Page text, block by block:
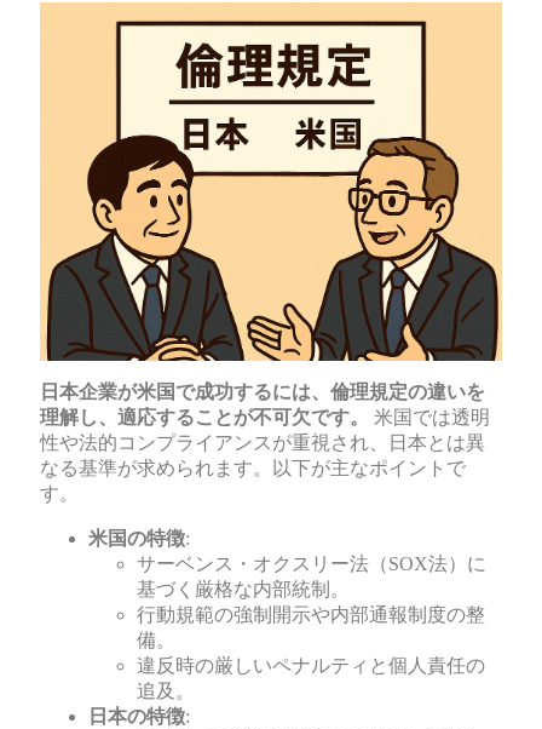
日本企業が米国で成功するには、倫理規定の違いを
理解し、適応することが不可欠です。
米国では透明
性や法的コンプライアンスが重視され、日本とは異
なる基準が求められます。以下が主なポイントで
す。
米国の特徴:
サーベンス・オクスリー法（SOX法）に
基づく厳格な内部統制。
行動規範の強制開示や内部通報制度の整
備。
違反時の厳しいペナルティと個人責任の
追及。
日本の特徴: